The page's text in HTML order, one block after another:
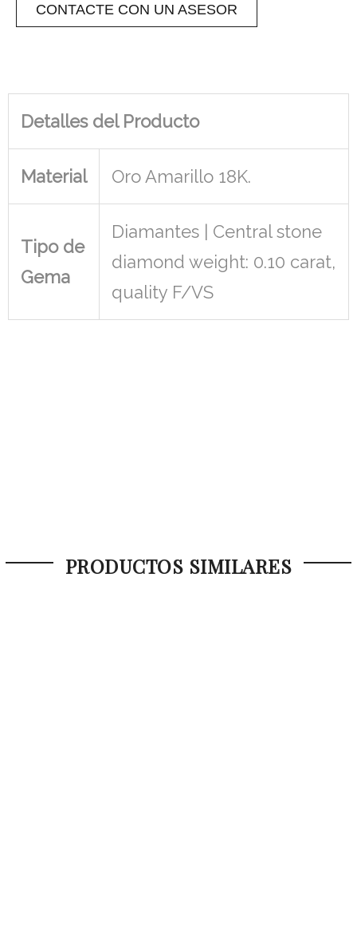
CONTACTE CON UN ASESOR
Detalles del Producto
Material Oro Amarillo 18K.
Tipo de
Gema
Diamantes | Central stone
diamond weight: 0.10 carat,
quality F/VS
PRODUCTOS SIMILARES